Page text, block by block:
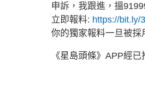
申訴，我跟進，搵
立即報料: https://bit.ly/
你的獨家報料一旦被採
《星島頭條》APP經